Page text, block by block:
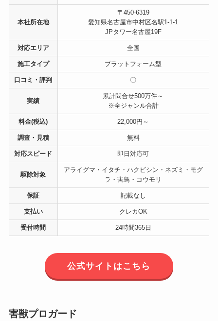
本社所在地
〒450-6319
愛知県名古屋市中村区名駅1-1-1
JPタワー名古屋19F
対応エリア 全国
施工タイプ プラットフォーム型
口コミ・評判 〇
実績
累計問合せ500万件～
※全ジャンル合計
料金(税込) 22,000円～
調査・見積 無料
対応スピード 即日対応可
駆除対象
アライグマ・イタチ・ハクビシン・ネズミ・モグ
ラ・害鳥・コウモリ
保証 記載なし
支払い クレカOK
受付時間 24時間365日
公式サイトはこちら
害獣プロガード